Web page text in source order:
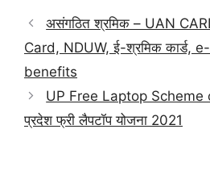
असंगठित श्रमिक – UAN
Card, NDUW, ई-श्रमिक कार्ड,
benefits
UP Free Laptop Scheme
प्रदेश फ्री लैपटॉप योजना 2021